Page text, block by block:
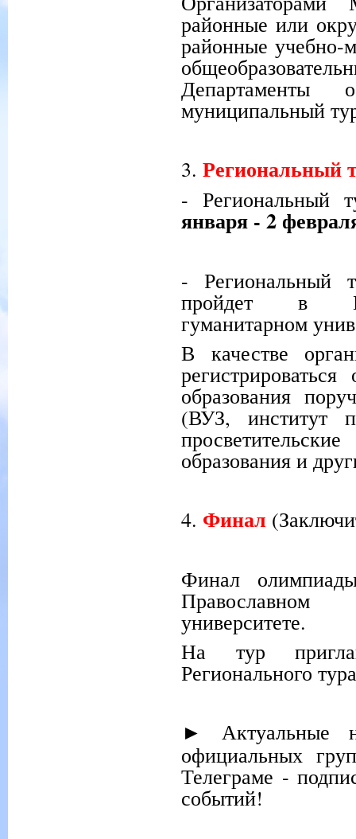
районные или
районные
Департаменты
муниципальный
3. Региональный
- Региональный
января - 2
- Региональный
пройдет в
гуманитарном
В качестве
образования
(ВУЗ, институт
образования и
4. Финал
Финал
Православном
университете.
На тур
Регионального
►
Актуальные
официальных
Телеграме -
событий!